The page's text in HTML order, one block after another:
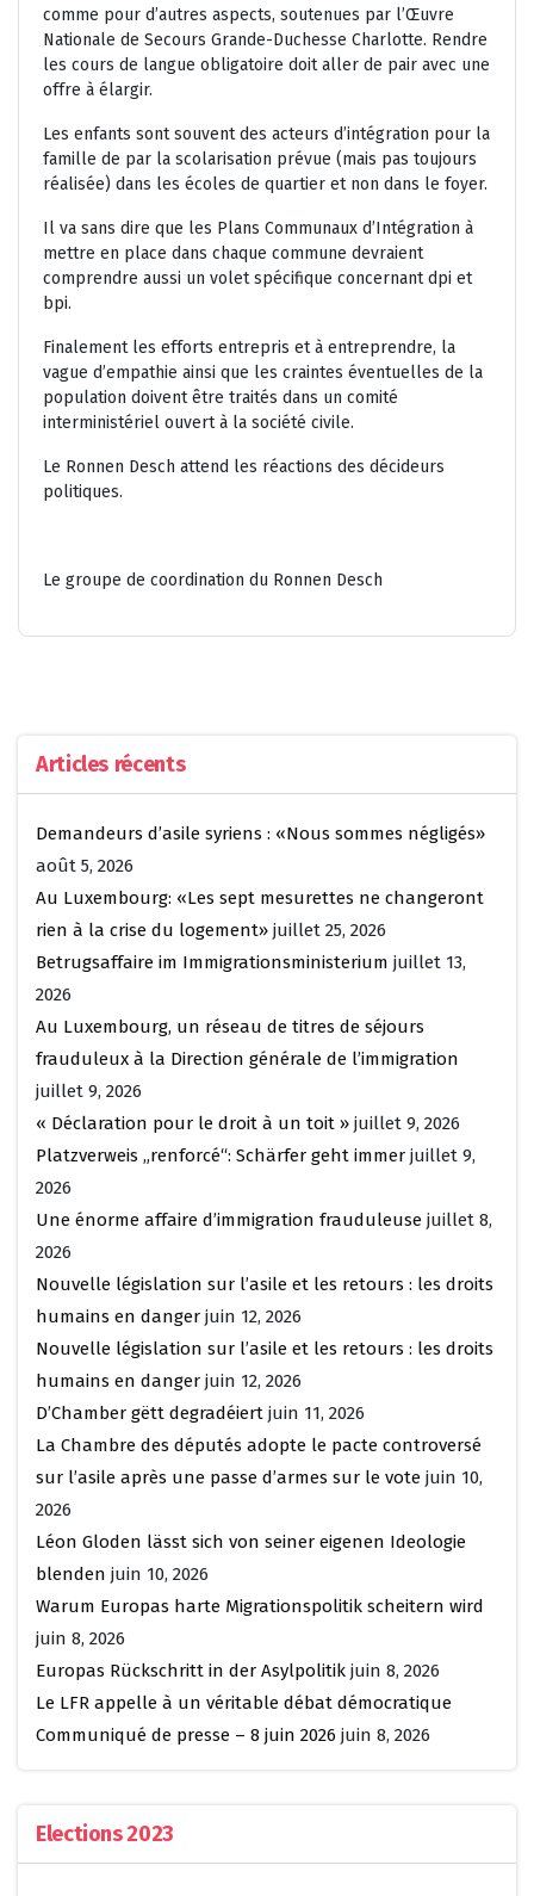
comme pour d’autres aspects, soutenues par l’Œuvre
Nationale de Secours Grande-Duchesse Charlotte. Rendre
les cours de langue obligatoire doit aller de pair avec une
offre à élargir.
Les enfants sont souvent des acteurs d’intégration pour la
famille de par la scolarisation prévue (mais pas toujours
réalisée) dans les écoles de quartier et non dans le foyer.
Il va sans dire que les Plans Communaux d’Intégration à
mettre en place dans chaque commune devraient
comprendre aussi un volet spécifique concernant dpi et
bpi.
Finalement les efforts entrepris et à entreprendre, la
vague d’empathie ainsi que les craintes éventuelles de la
population doivent être traités dans un comité
interministériel ouvert à la société civile.
Le Ronnen Desch attend les réactions des décideurs
politiques.
Le groupe de coordination du Ronnen Desch
Articles récents
Demandeurs d’asile syriens : «Nous sommes négligés»
août 5, 2026
Au Luxembourg: «Les sept mesurettes ne changeront
rien à la crise du logement» juillet 25, 2026
Betrugsaffaire im Immigrationsministerium juillet 13,
2026
Au Luxembourg, un réseau de titres de séjours
frauduleux à la Direction générale de l’immigration
juillet 9, 2026
« Déclaration pour le droit à un toit » juillet 9, 2026
Platzverweis „renforcé“: Schärfer geht immer juillet 9,
2026
Une énorme affaire d’immigration frauduleuse juillet 8,
2026
Nouvelle législation sur l’asile et les retours : les droits
humains en danger juin 12, 2026
Nouvelle législation sur l’asile et les retours : les droits
humains en danger juin 12, 2026
D’Chamber gëtt degradéiert juin 11, 2026
La Chambre des députés adopte le pacte controversé
sur l’asile après une passe d’armes sur le vote juin 10,
2026
Léon Gloden lässt sich von seiner eigenen Ideologie
blenden juin 10, 2026
Warum Europas harte Migrationspolitik scheitern wird
juin 8, 2026
Europas Rückschritt in der Asylpolitik juin 8, 2026
Le LFR appelle à un véritable débat démocratique
Communiqué de presse – 8 juin 2026 juin 8, 2026
Elections 2023